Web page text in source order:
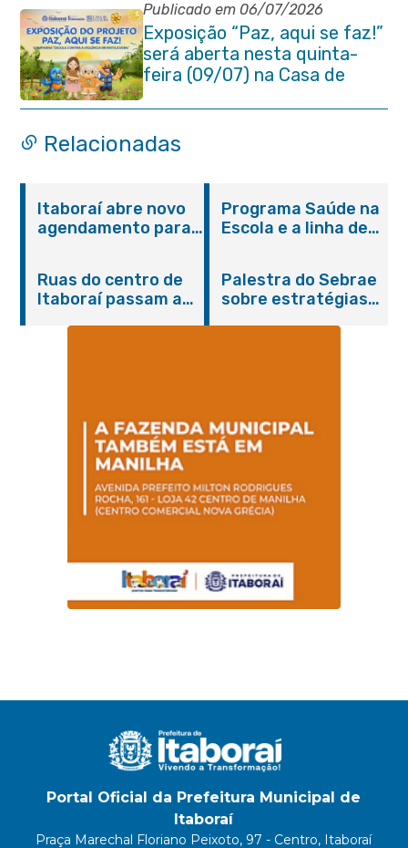
Publicado em 06/07/2026
Exposição “Paz, aqui se faz!”
será aberta nesta quinta-
feira (09/07) na Casa de
Cultura Heloísa Alberto
Torres
Relacionadas
Itaboraí abre novo
agendamento para
Programa Saúde na
Escola e a linha de
promovem
conscientização
sobre hanseníase
Ruas do centro de
Itaboraí passam a
Palestra do Sebrae
sobre estratégias
Portal Oficial da Prefeitura Municipal de
Itaboraí
Praça Marechal Floriano Peixoto, 97 - Centro, Itaboraí